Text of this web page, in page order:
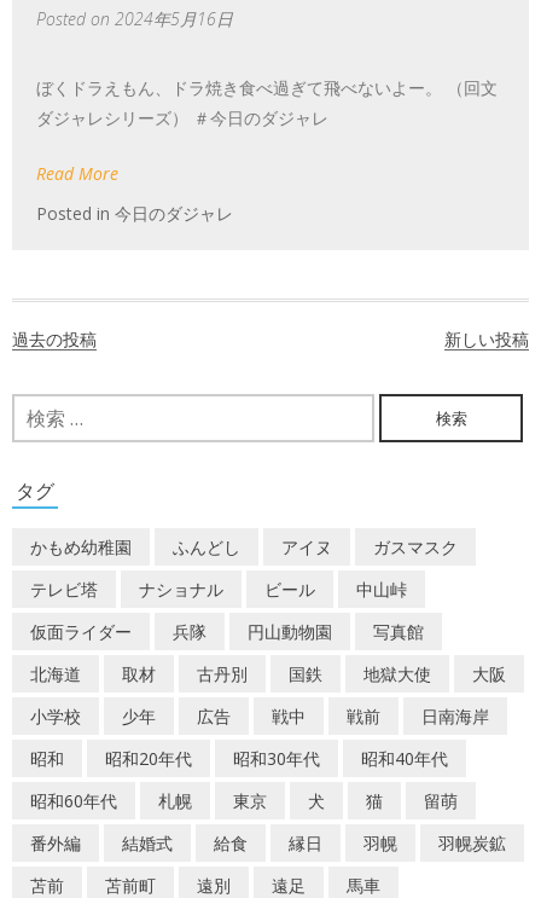
Posted on 2024年5月16日
ぼくドラえもん、ドラ焼き食べ過ぎて飛べないよー。 （回文
ダジャレシリーズ） ＃今日のダジャレ
Read More
Posted in 今日のダジャレ
ナ
ビ
ゲ
ー
シ
ョ
ン
過去の投稿 新しい投稿
検
索:
タグ
かもめ幼稚園 ふんどし アイヌ
ガスマスク
テレビ塔
ナショナル ビール
中山峠
仮面ライダー
兵隊 円山動物園
写真館
北海道
取材 古丹別 国鉄 地獄大使
大阪
小学校
少年 広告 戦中 戦前
日南海岸
昭和
昭和20年代 昭和30年代
昭和40年代
昭和60年代
札幌 東京 犬 猫
留萌
番外編
結婚式 給食 縁日 羽幌
羽幌炭鉱
苫前
苫前町 遠別 遠足 馬車